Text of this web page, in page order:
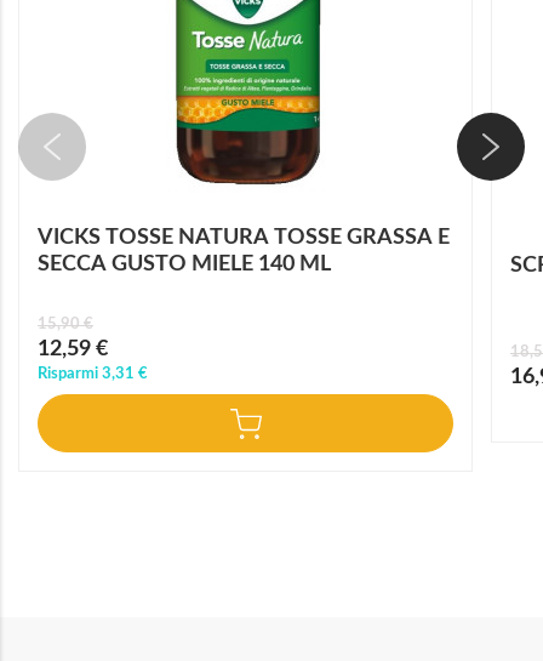
VICKS TOSSE NATURA TOSSE GRASSA E
SECCA GUSTO MIELE 140 ML
Prezzo
speciale
12,59 €
15,90 €
Risparmi 3,31 €